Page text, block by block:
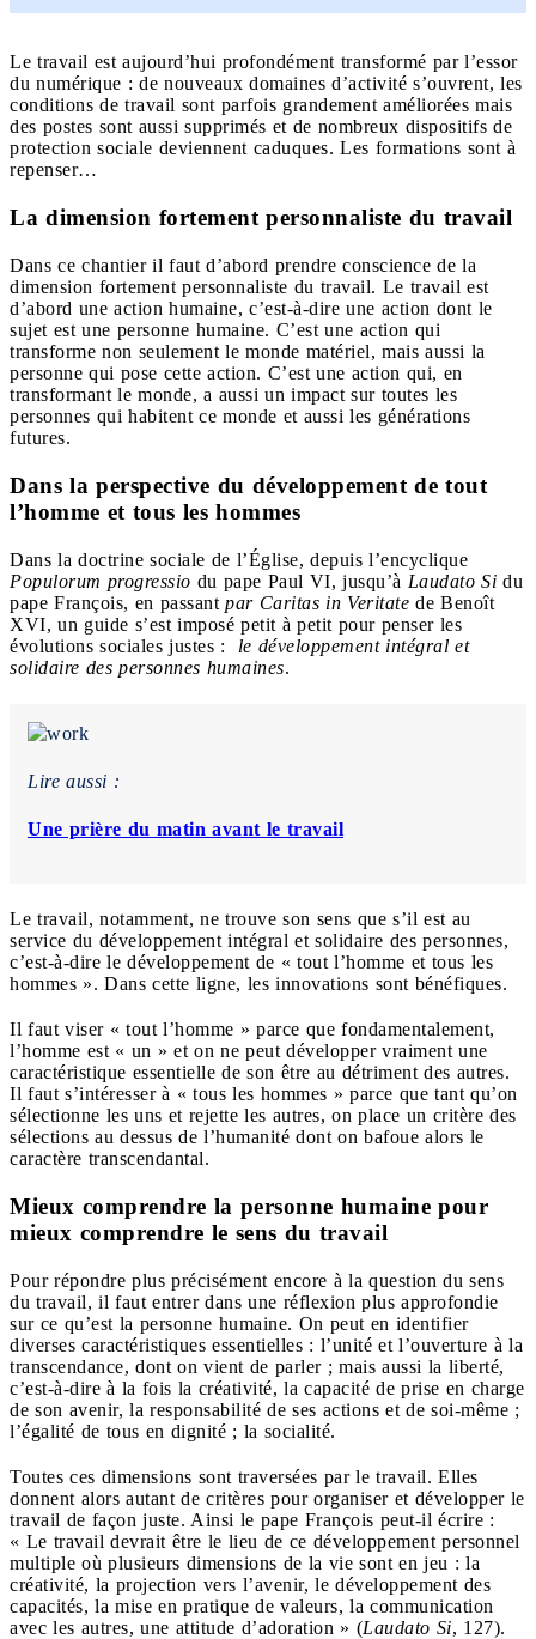
Le travail est aujourd’hui profondément transformé par l’essor
du numérique : de nouveaux domaines d’activité s’ouvrent, les
conditions de travail sont parfois grandement améliorées mais
des postes sont aussi supprimés et de nombreux dispositifs de
protection sociale deviennent caduques. Les formations sont à
repenser…
La dimension fortement personnaliste du travail
Dans ce chantier il faut d’abord prendre conscience de la
dimension fortement personnaliste du travail. Le travail est
d’abord une action humaine, c’est-à-dire une action dont le
sujet est une personne humaine. C’est une action qui
transforme non seulement le monde matériel, mais aussi la
personne qui pose cette action. C’est une action qui, en
transformant le monde, a aussi un impact sur toutes les
personnes qui habitent ce monde et aussi les générations
futures.
Dans la perspective du développement de tout
l’homme et tous les hommes
Dans la doctrine sociale de l’Église, depuis l’encyclique
Populorum progressio du pape Paul VI, jusqu’à Laudato Si du
pape François, en passant par Caritas in Veritate de Benoît
XVI, un guide s’est imposé petit à petit pour penser les
évolutions sociales justes : le développement intégral et
solidaire des personnes humaines.
Lire aussi :
Une prière du matin avant le travail
Le travail, notamment, ne trouve son sens que s’il est au
service du développement intégral et solidaire des personnes,
c’est-à-dire le développement de « tout l’homme et tous les
hommes ». Dans cette ligne, les innovations sont bénéfiques.
Il faut viser « tout l’homme » parce que fondamentalement,
l’homme est « un » et on ne peut développer vraiment une
caractéristique essentielle de son être au détriment des autres.
Il faut s’intéresser à « tous les hommes » parce que tant qu’on
sélectionne les uns et rejette les autres, on place un critère des
sélections au dessus de l’humanité dont on bafoue alors le
caractère transcendantal.
Mieux comprendre la personne humaine pour
mieux comprendre le sens du travail
Pour répondre plus précisément encore à la question du sens
du travail, il faut entrer dans une réflexion plus approfondie
sur ce qu’est la personne humaine. On peut en identifier
diverses caractéristiques essentielles : l’unité et l’ouverture à la
transcendance, dont on vient de parler ; mais aussi la liberté,
c’est-à-dire à la fois la créativité, la capacité de prise en charge
de son avenir, la responsabilité de ses actions et de soi-même ;
l’égalité de tous en dignité ; la socialité.
Toutes ces dimensions sont traversées par le travail. Elles
donnent alors autant de critères pour organiser et développer le
travail de façon juste. Ainsi le pape François peut-il écrire :
« Le travail devrait être le lieu de ce développement personnel
multiple où plusieurs dimensions de la vie sont en jeu : la
créativité, la projection vers l’avenir, le développement des
capacités, la mise en pratique de valeurs, la communication
avec les autres, une attitude d’adoration » (Laudato Si, 127).